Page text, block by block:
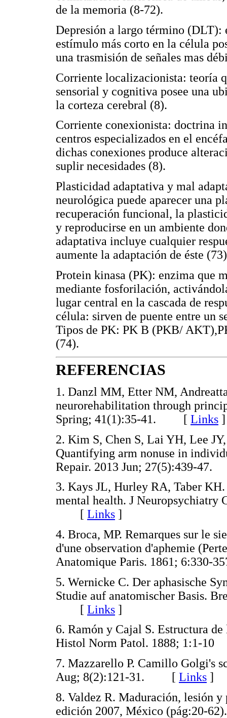
de la memoria (8-72).
Depresión a largo término (DLT):
estímulo más corto en la célula
una trasmisión de señales mas
Corriente localizacionista: teoría
sensorial y cognitiva posee una
la corteza cerebral (8).
Corriente conexionista: doctrina
centros especializados en el
dichas conexiones produce
suplir necesidades (8).
Plasticidad adaptativa y mal
neurológica puede aparecer una
recuperación funcional, la
y reproducirse en un ambiente
adaptativa incluye cualquier
aumente la adaptación de éste
Protein kinasa (PK): enzima que
mediante fosforilación,
lugar central en la cascada de
célula: sirven de puente entre un
Tipos de PK: PK B (PKB/
(74).
REFERENCIAS
1. Danzl MM, Etter NM,
neurorehabilitation through
Spring; 41(1):35-41. [ Links ]
2. Kim S, Chen S, Lai YH, Lee
Quantifying arm nonuse in
Repair. 2013 Jun; 27(5):439-
3. Kays JL, Hurley RA, Taber
mental health. J Neuropsychiatry
[ Links ]
4. Broca, MP. Remarques sur le
d'une observation d'aphemie
Anatomique Paris. 1861;
5. Wernicke C. Der aphasische
Studie auf anatomischer Basis.
[ Links ]
6. Ramón y Cajal S. Estructura
Histol Norm Patol. 1888; 1:1-
7. Mazzarello P. Camillo Golgi's
Aug; 8(2):121-31. [ Links ]
8. Valdez R. Maduración, lesión
edición 2007, México